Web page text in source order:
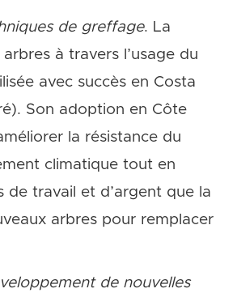
de greffage. La
à travers l’usage du
avec succès en Costa
Son adoption en Côte
la résistance du
climatique tout en
de travail et d’argent que la
arbres pour remplacer
de nouvelles